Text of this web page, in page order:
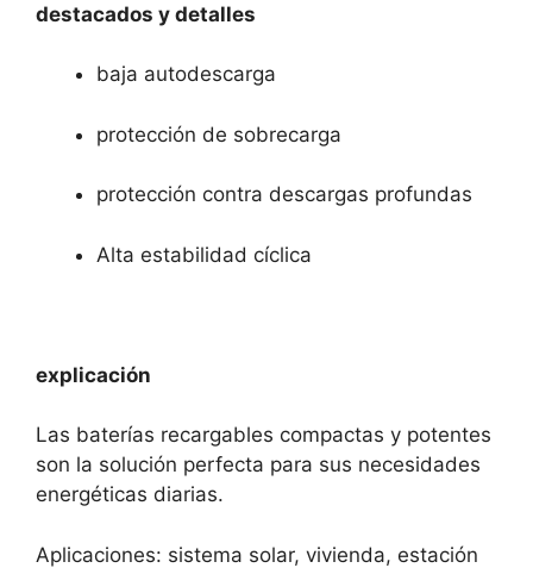
destacados y detalles
baja autodescarga
protección de sobrecarga
protección contra descargas profundas
Alta estabilidad cíclica
explicación
Las baterías recargables compactas y potentes
son la solución perfecta para sus necesidades
energéticas diarias.
Aplicaciones: sistema solar, vivienda, estación